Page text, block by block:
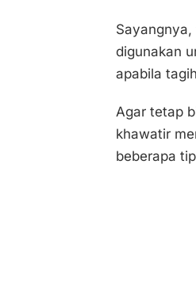
digunakan
apabila
Agar tetap
khawatir
beberapa